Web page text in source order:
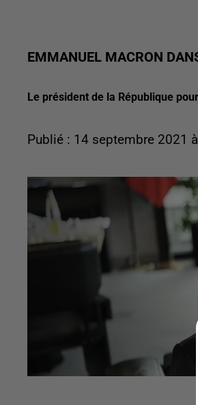
EMMANUEL MACRON
Le président de la République
Publié : 14 septembre 2021